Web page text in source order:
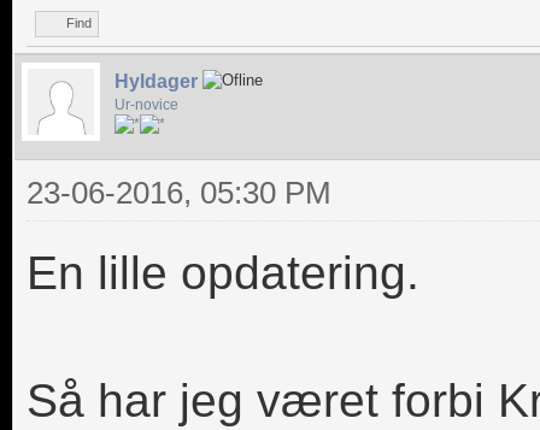
Find
Hyldager
Ur-novice
23-06-2016, 05:30 PM
En lille opdatering.
Så har jeg været forbi